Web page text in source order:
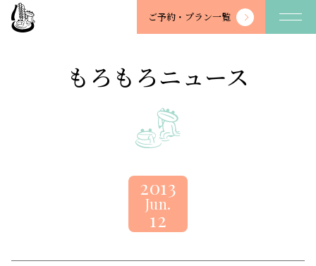
望
川
ご予約・ プラン一覧
もろもろニュース
2013
Jun.
12